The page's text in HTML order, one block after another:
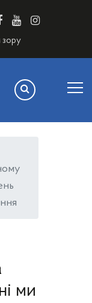
зору
ми